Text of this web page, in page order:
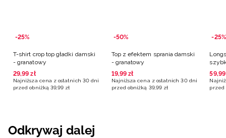
-25%
T-shirt crop top gładki damski
- granatowy
29,99 zł
Najniższa cena z ostatnich 30 dni
przed obniżką 39,99 zł
-50%
Top z efektem sprania damski
- granatowy
19,99 zł
Najniższa cena z ostatnich 30 dni
przed obniżką 39,99 zł
-25%
59,99
przed
Odkrywaj dalej